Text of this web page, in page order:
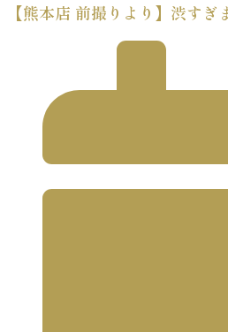
【熊本店 前撮りより】渋すぎ